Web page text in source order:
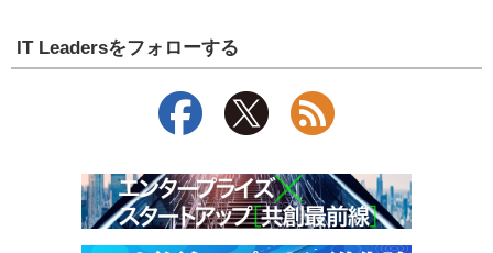
IT Leadersをフォローする